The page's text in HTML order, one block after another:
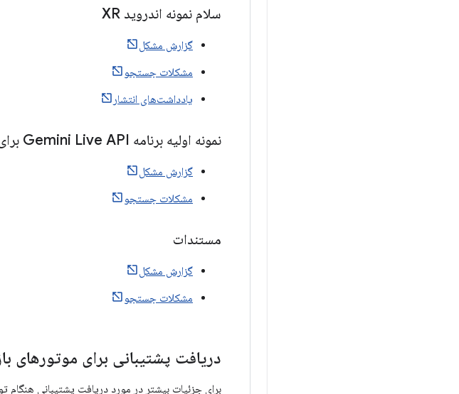
سلام نمونه اندروید XR
گزارش مشکل
مشکلات جستجو
یادداشت‌های انتشار
نمونه اولیه برنامه Gemini Live API برای انجام کارها برای عینک‌های صوتی و عینک‌های نمایشی
گزارش مشکل
مشکلات جستجو
مستندات
گزارش مشکل
مشکلات جستجو
دریافت پشتیبانی برای موتورهای